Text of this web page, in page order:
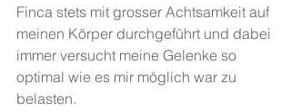
Finca stets mit grosser Achtsamkeit auf
meinen Körper durchgeführt und dabei
immer versucht meine Gelenke so
optimal wie es mir möglich war zu
belasten.